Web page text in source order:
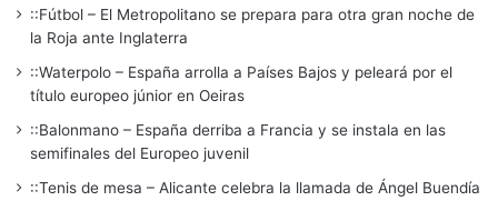
::Fútbol – El Metropolitano se prepara para otra gran noche de
la Roja ante Inglaterra
::Waterpolo – España arrolla a Países Bajos y peleará por el
título europeo júnior en Oeiras
::Balonmano – España derriba a Francia y se instala en las
semifinales del Europeo juvenil
::Tenis de mesa – Alicante celebra la llamada de Ángel Buendía